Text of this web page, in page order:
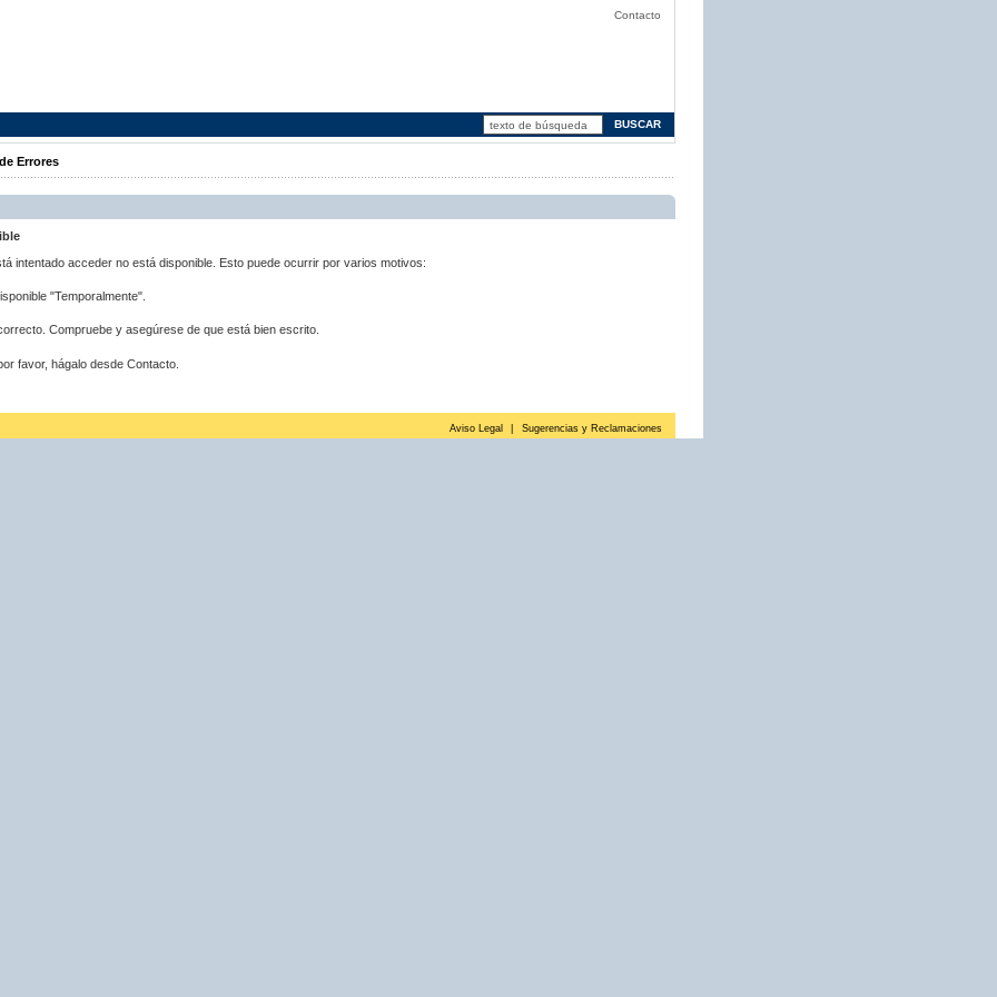
Contacto
Errores
intentado acceder no está disponible. Esto puede ocurrir por varios motivos:
"Temporalmente".
Compruebe y asegúrese de que está bien escrito.
favor, hágalo desde Contacto.
Aviso Legal Sugerencias y Reclamaciones